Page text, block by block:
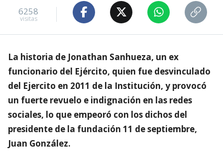
6258
visitas
La historia de Jonathan Sanhueza, un ex
funcionario del Ejército, quien fue desvinculado
del Ejercito en 2011 de la Institución, y provocó
un fuerte revuelo e indignación en las redes
sociales, lo que empeoró con los dichos del
presidente de la fundación 11 de septiembre,
Juan González.